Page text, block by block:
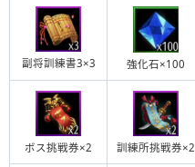
副将訓練書3×3 強化石×100
ボス挑戦券×2 訓練所挑戦券×2